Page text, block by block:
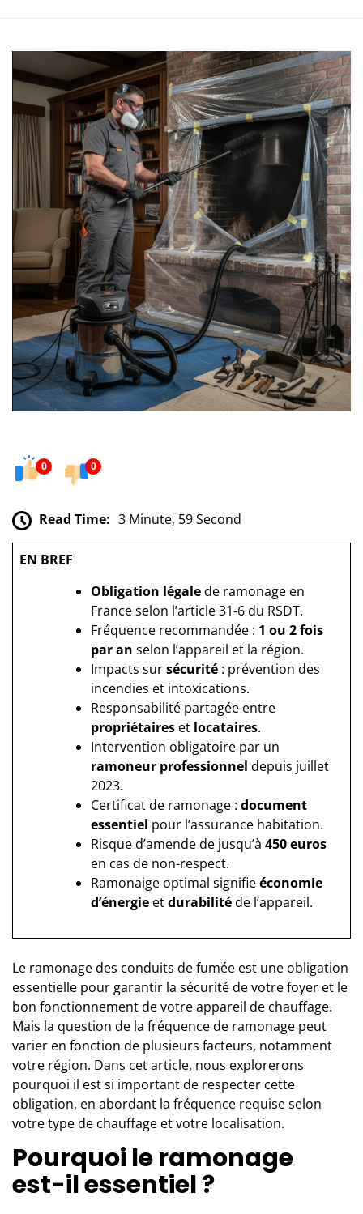
0 0
Read Time: 3 Minute, 59 Second
EN BREF
Obligation légalede ramonage en
France selon l’article 31-6 du RSDT.
Fréquence recommandée : 1 ou 2 fois
par an selon l’appareil et la région.
Impacts sursécurité : prévention des
incendies et intoxications.
Responsabilité partagée entre
propriétaires et locataires.
Intervention obligatoire par un
ramoneur professionnel depuis juillet
2023.
Certificat de ramonage : document
essentiel pour l’assurance habitation.
Risque d’amende de jusqu’à 450 euros
en cas de non-respect.
Ramonaige optimal signifieéconomie
d’énergie etdurabilitéde l’appareil.
Le ramonage des conduits de fumée est une obligation
essentielle pour garantir la sécurité de votre foyer et le
bon fonctionnement de votre appareil de chauffage.
Mais la question de la fréquence de ramonage peut
varier en fonction de plusieurs facteurs, notamment
votre région. Dans cet article, nous explorerons
pourquoi il est si important de respecter cette
obligation, en abordant la fréquence requise selon
votre type de chauffage et votre localisation.
Pourquoi le ramonage
est-il essentiel ?